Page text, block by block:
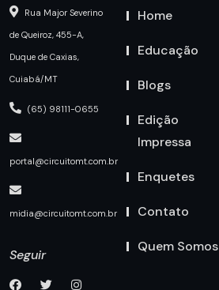
Rua Major Severino
de Queiroz, 455-A,
Duque de Caxias,
Cuiabá/MT
(65) 98111-0655
portal@circuitomt.com.br
midia@circuitomt.com.br
Seguir
Home
Educação
Blogs
Edição
Impressa
Enquetes
Contato
Quem Somos